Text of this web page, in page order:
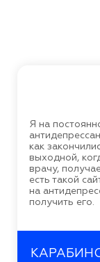
Я на
как
выходной,
врачу,
есть такой
на
получить его.